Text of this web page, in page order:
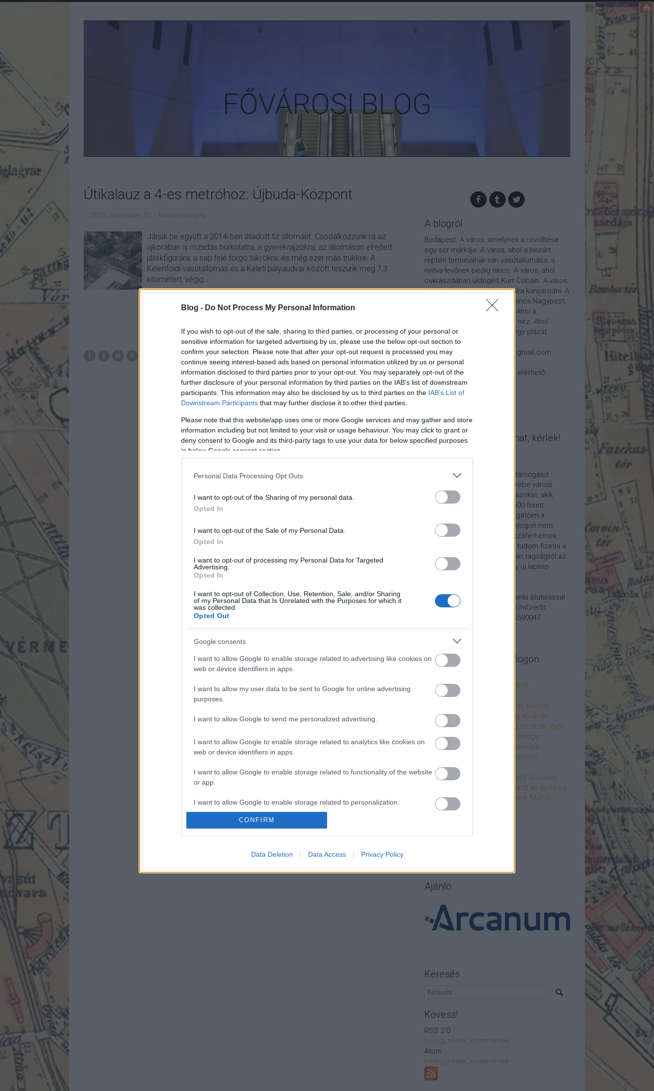
Blog - Do Not Process My Personal Information
If you wish to opt-out of the sale, sharing to third parties, or processing of your personal or
sensitive information for targeted advertising by us, please use the below opt-out section to
confirm your selection. Please note that after your opt-out request is processed you may
continue seeing interest-based ads based on personal information utilized by us or personal
information disclosed to third parties prior to your opt-out. You may separately opt-out of the
further disclosure of your personal information by third parties on the IAB’s list of downstream
participants. This information may also be disclosed by us to third parties on the IAB’s List of
Downstream Participants that may further disclose it to other third parties.
Please note that this website/app uses one or more Google services and may gather and store
information including but not limited to your visit or usage behaviour. You may click to grant or
deny consent to Google and its third-party tags to use your data for below specified purposes
in below Google consent section.
Personal Data Processing Opt Outs
I want to opt-out of the Sharing of my personal data.
Opted In
I want to opt-out of the Sale of my Personal Data.
Opted In
I want to opt-out of processing my Personal Data for Targeted
Advertising.
Opted In
I want to opt-out of Collection, Use, Retention, Sale, and/or Sharing
of my Personal Data that Is Unrelated with the Purposes for which it
was collected.
Opted Out
Google consents
I want to allow Google to enable storage related to advertising like cookies on
web or device identifiers in apps.
I want to allow my user data to be sent to Google for online advertising
purposes.
I want to allow Google to send me personalized advertising.
I want to allow Google to enable storage related to analytics like cookies on
web or device identifiers in apps.
I want to allow Google to enable storage related to functionality of the website
or app.
I want to allow Google to enable storage related to personalization.
authentication functionality and fraud prevention, and other user protection.
CONFIRM
Data Deletion Data Access Privacy Policy
FŐVÁROSI BLOG
Útikalauz a 4-es metróhoz: Újbuda-Központ
2015. november 21. fovarosi.blog.hu
Járjuk be együtt a 2014-ben átadott tíz állomást. Csodálkozzunk rá az
újkorában is rozsdás burkolatra, a gyerekrajzokra, az állomáson elrejtett
játékfigurára, a nap felé forgó tükrökre, és még ezer más trükkre. A
Kelenföldi vasútállomás és a Keleti pályaudvar között teszünk meg 7,3
kilométert, végig…
3komment
budapest bkv metro 2014 metro4 tomegkozlekedes bkk metro4sorozat
A blogról
Budapest. A város, amelynek a rövidítése
egy sör márkája. A város, ahol a bezárt
reptéri terminálnak van vasútállomása, a
nyitva levőnek pedig nincs. A város, ahol
cukrászdában üldögélt Kurt Cobain. A város,
ahol autóval nem szabad balra kanyarodni. A
város, ahol van Kispest, de nincs Nagypest;
van Újpest, de nincs Ópest. Ahol a
Városháza nem a város felé néz. Ahol
lelátóról nézhetünk élőben egy plázát.
Kapcsolat: 7788fido (kukac) gmail.com
A blog ezeken a helyeken is elérhető:
Támogasd a munkámat, kérlek!
Ha tetszik a blogom, kérlek támogasd
munkámat anyagilag is! Cserébe városi
sétára hívom meg időnként azokat, akik
legalább havi 5 euró vagy 2500 forint
támogatást küldenek. Támogatóim a
Patreon.com-on exkluzív, a blogon nem
elérhető tartalmakhoz is hozzáférhetnek.
Támogatásod segítségével tudom fizetni a
munkám költségeit a könyvtári tagságtól az
Arcanum előfizetésen át egy új laptop
Támogatásodat egyszerű banki átutalással
is megteheted: Papp Géza, UniCredit
Bank, 10918001-00000022-65590047.
Közlemény: Fővárosi Blog
A legújabb cikkek a blogon
Egy fogorvosi rendelő a múltból
Bush a 4-es metrón
HÉV: tervezik, megígérik, aztán semmi
És újjászülettek az ólomüveg ablakok!
Meghökkentő terek a Mérleg utcában: ilyen
lett a Mamaison Hotel Chain Bridge
Új élet költözött a Hengermalomba
A Váralagút története: az átadástól
napjainkig
A Váralagút története: építéstől átadásig
A Váralagút története: ötletektől az építésig
A romantika elfeledett mestere, Máltás
Hugó
Ajánló
Keresés
Kövess!
RSS 2.0
bejegyzések, kommentek
Atom
bejegyzések, kommentek